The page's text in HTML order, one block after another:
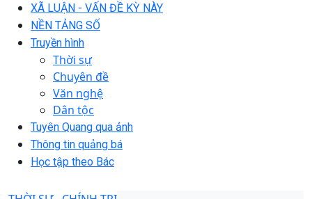
XÃ LUẬN - VẤN ĐỀ KỲ NÀY
NỀN TẢNG SỐ
Truyền hình
Thời sự
Chuyên đề
Văn nghệ
Dân tộc
Tuyên Quang qua ảnh
Thông tin quảng bá
Học tập theo Bác